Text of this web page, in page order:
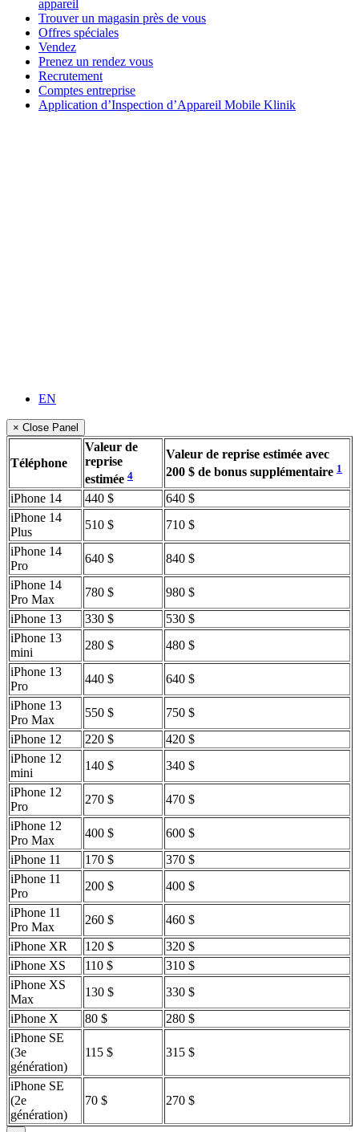
appareil
Trouver un magasin près de vous
Offres spéciales
Vendez
Prenez un rendez vous
Recrutement
Comptes entreprise
Application d’Inspection d’Appareil Mobile Klinik
EN
× Close Panel
Téléphone
Valeur de
reprise
estimée 4
Valeur de reprise estimée avec
200 $ de bonus supplémentaire 1
iPhone 14 440 $
640 $
iPhone 14
Plus
510 $
710 $
iPhone 14
Pro
640 $
840 $
iPhone 14
Pro Max
780 $
980 $
iPhone 13
330 $
530 $
iPhone 13
mini
280 $
480 $
iPhone 13
Pro
440 $
640 $
iPhone 13
Pro Max
550 $
750 $
iPhone 12
220 $
420 $
iPhone 12
mini
140 $
340 $
iPhone 12
Pro
270 $
470 $
iPhone 12
Pro Max
400 $
600 $
iPhone 11
170 $
370 $
iPhone 11
Pro
200 $
400 $
iPhone 11
Pro Max
260 $
460 $
iPhone XR
120 $
320 $
iPhone XS
110 $
310 $
iPhone XS
Max
130 $
330 $
iPhone X
80 $
280 $
iPhone SE
(3e
génération)
115 $ 315 $
iPhone SE
(2e
génération)
70 $ 270 $